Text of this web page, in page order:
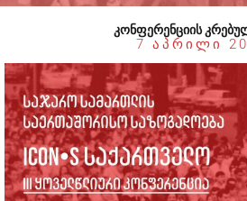
ᲙᲝᲜᲤᲔᲠᲔᲜᲪᲘᲘᲡ
7 ᲐᲞᲠᲘᲚᲘ